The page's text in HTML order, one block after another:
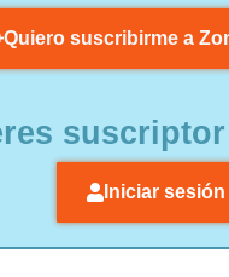
Quiero suscribirme a
Iniciar sesión